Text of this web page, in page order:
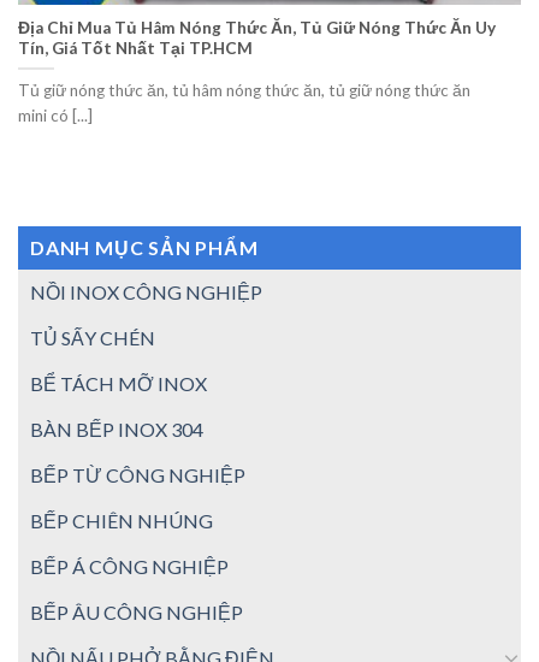
Địa Chỉ Mua Tủ Hâm Nóng Thức Ăn, Tủ Giữ Nóng Thức Ăn Uy
Tín, Giá Tốt Nhất Tại TP.HCM
Tủ giữ nóng thức ăn, tủ hâm nóng thức ăn, tủ giữ nóng thức ăn
mini có [...]
DANH MỤC SẢN PHẨM
NỒI INOX CÔNG NGHIỆP
TỦ SẤY CHÉN
BỂ TÁCH MỠ INOX
BÀN BẾP INOX 304
BẾP TỪ CÔNG NGHIỆP
BẾP CHIÊN NHÚNG
BẾP Á CÔNG NGHIỆP
BẾP ÂU CÔNG NGHIỆP